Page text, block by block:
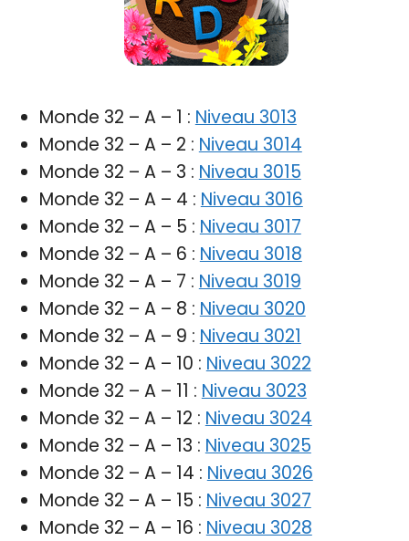
Monde 32 – A – 1 : Niveau 3013
Monde 32 – A – 2 : Niveau 3014
Monde 32 – A – 3 : Niveau 3015
Monde 32 – A – 4 : Niveau 3016
Monde 32 – A – 5 : Niveau 3017
Monde 32 – A – 6 : Niveau 3018
Monde 32 – A – 7 : Niveau 3019
Monde 32 – A – 8 : Niveau 3020
Monde 32 – A – 9 : Niveau 3021
Monde 32 – A – 10 : Niveau 3022
Monde 32 – A – 11 : Niveau 3023
Monde 32 – A – 12 : Niveau 3024
Monde 32 – A – 13 : Niveau 3025
Monde 32 – A – 14 : Niveau 3026
Monde 32 – A – 15 : Niveau 3027
Monde 32 – A – 16 : Niveau 3028